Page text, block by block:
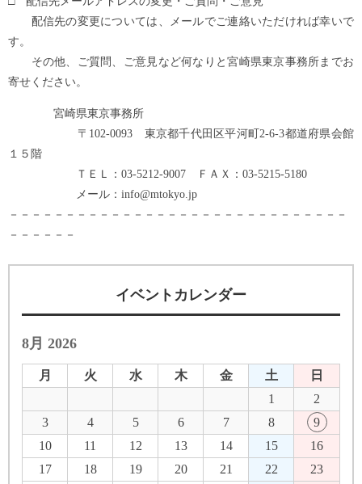
配信先の変更については、メールでご連絡いただければ幸いで
す。
その他、ご質問、ご意見など何なりと宮崎県東京事務所までお
寄せください。
宮崎県東京事務所
〒102-0093 東京都千代田区平河町2-6-3都道府県会館
１５階
ＴＥＬ：03-5212-9007 ＦＡＸ：03-5215-5180
メール：info@mtokyo.jp
－－－－－－－－－－－－－－－－－－－－－－－－－－－－－－
－－－－－－
イベントカレンダー
8月 2026
月 火 水 木 金 土
日
1
2
3
4 5 6 7 8
9
10
11 12 13 14 15
16
17
18 19 20 21 22
23